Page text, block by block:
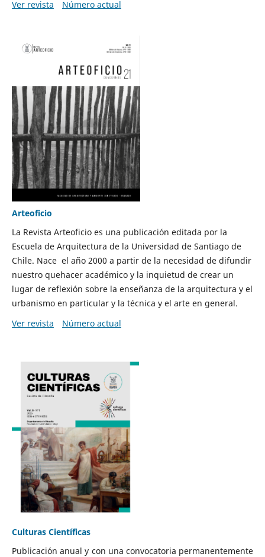
Ver revista
Número actual
Arteoficio
La Revista Arteoficio es una publicación editada por la
Escuela de Arquitectura de la Universidad de Santiago de
Chile. Nace el año 2000 a partir de la necesidad de difundir
nuestro quehacer académico y la inquietud de crear un
lugar de reflexión sobre la enseñanza de la arquitectura y el
urbanismo en particular y la técnica y el arte en general.
Ver revista
Número actual
Culturas Científicas
Publicación anual y con una convocatoria permanentemente